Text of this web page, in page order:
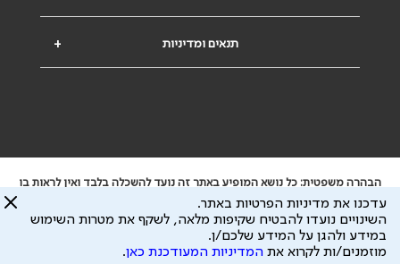
+ תנאים ומדיניות
הבהרה משפטית: כל נושא המופיע באתר זה נועד להשכלה בלבד ואין לראות בו
ייעוץ רפואי או משפטי. אין הר"י אחראית לתוכן המתפרסם באתר זה ולכל נזק
שעלול להיגרם.
ידוע לי שהר"י אוספת ושומרת מידע אישי לצורך מתן השרות וכי חלק ממנו עשוי
להיות מועבר לצדדים שלישיים, הכל בכפוף למדיניות הפרטיות
עדכנו את מדיניות הפרטיות באתר.
השינויים נועדו להבטיח שקיפות מלאה, לשקף את מטרות השימוש
במידע ולהגן על המידע שלכם/ן.
מוזמנים/ות לקרוא את המדיניות המעודכנת כאן.